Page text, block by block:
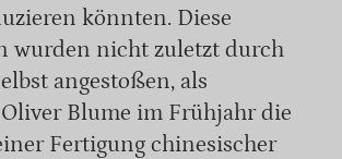
könnten. Diese
wurden nicht zuletzt durch
angestoßen, als
Blume im Frühjahr die
Fertigung chinesischer